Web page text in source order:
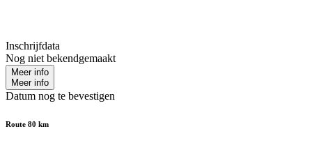
Inschrijfdata
Nog niet bekendgemaakt
Meer info
Meer info
Datum nog te bevestigen
Route 80 km